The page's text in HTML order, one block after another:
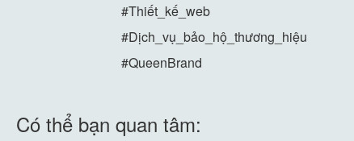
#Thiết_kế_web
#Dịch_vụ_bảo_hộ_thương_hiệu
#QueenBrand
Có thể bạn quan tâm: